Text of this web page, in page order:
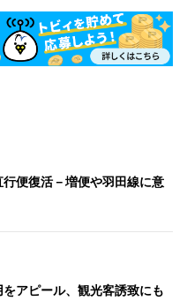
便復活－増便や羽田線に意
アピール、観光客誘致にも